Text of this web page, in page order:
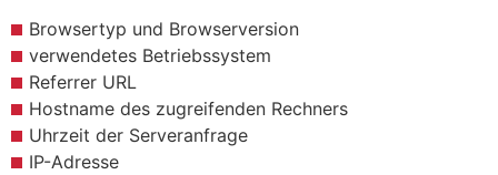
Browsertyp und Browserversion
verwendetes Betriebssystem
Referrer URL
Hostname des zugreifenden Rechners
Uhrzeit der Serveranfrage
IP-Adresse